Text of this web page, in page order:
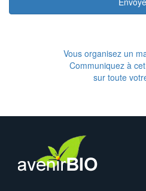
Vous organisez un
Communiquez à
sur toute